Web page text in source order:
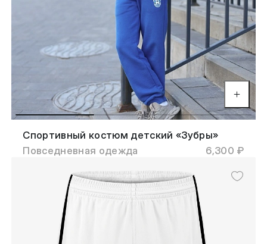
Спортивный костюм детский «Зубры»
Повседневная одежда
6,300 ₽